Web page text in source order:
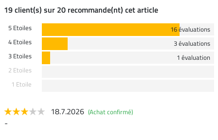
19 client(s) sur 20 recommande(nt) cet article
5 Etoiles
16 évaluations
4 Etoiles
3 évaluations
3 Etoiles
1 évaluation
2 Etoiles
1 Etoile
18.7.2026 (Achat confirmé)
-